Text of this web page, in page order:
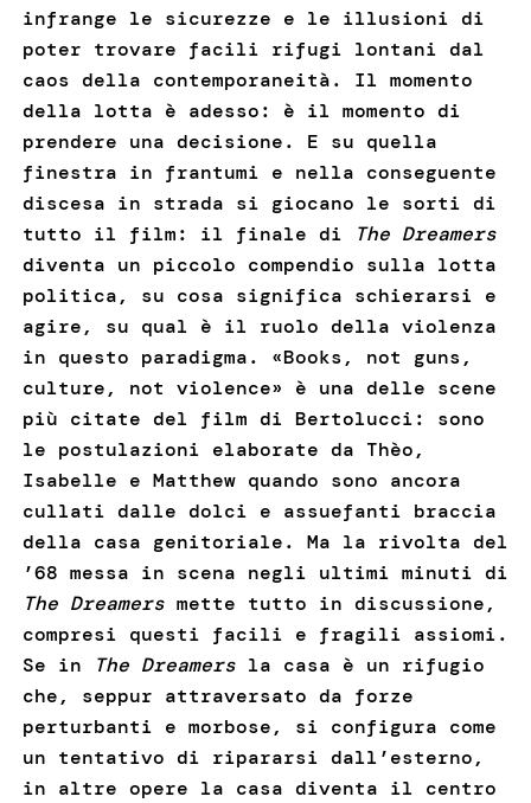
infrange le sicurezze e le illusioni di
poter trovare facili rifugi lontani dal
caos della contemporaneità. Il momento
della lotta è adesso: è il momento di
prendere una decisione. E su quella
finestra in frantumi e nella conseguente
discesa in strada si giocano le sorti di
tutto il film: il finale di
The Dreamers
diventa un piccolo compendio sulla lotta
politica, su cosa significa schierarsi e
agire, su qual è il ruolo della violenza
in questo paradigma. «Books, not guns,
culture, not violence» è una delle scene
più citate del film di Bertolucci: sono
le postulazioni elaborate da Thèo,
Isabelle e Matthew quando sono ancora
cullati dalle dolci e assuefanti braccia
della casa genitoriale. Ma la rivolta del
’68 messa in scena negli ultimi minuti di
The Dreamersmette tutto in discussione,
compresi questi facili e fragili assiomi.
Se in
The Dreamersla casa è un rifugio
che, seppur attraversato da forze
perturbanti e morbose, si configura come
un tentativo di ripararsi dall’esterno,
in altre opere la casa diventa il centro